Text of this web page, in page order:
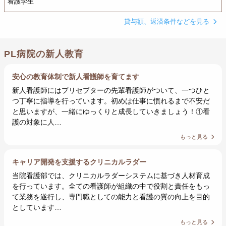
貸与額、返済条件などを見る
PL病院の新人教育
安心の教育体制で新人看護師を育てます
新人看護師にはプリセプターの先輩看護師がついて、一つひと
つ丁寧に指導を行っています。初めは仕事に慣れるまで不安だ
と思いますが、一緒にゆっくりと成長していきましょう！①看
護の対象に人…
もっと見る
キャリア開発を支援するクリニカルラダー
当院看護部では、クリニカルラダーシステムに基づき人材育成
を行っています。全ての看護師が組織の中で役割と責任をもっ
て業務を遂行し、専門職としての能力と看護の質の向上を目的
としています…
もっと見る